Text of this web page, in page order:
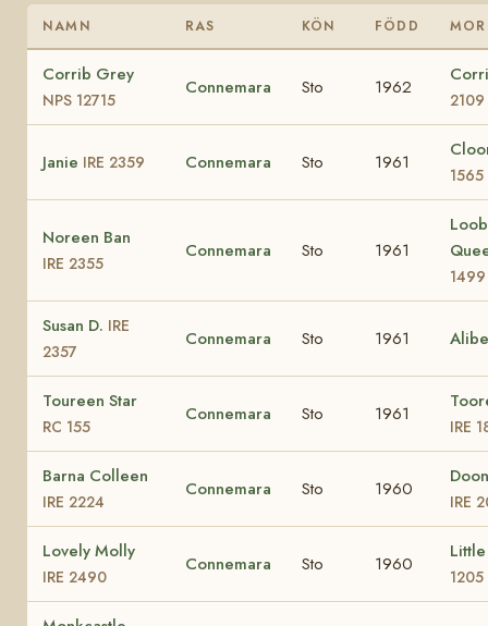
NAMN RAS KÖN FÖDD MOR
Corrib Grey
NPS 12715
Connemara Sto 1962
2109
Janie IRE 2359 Connemara Sto 1961
1565
Noreen Ban
IRE 2355
Connemara Sto 1961
1499
Susan D. IRE
2357
Connemara Sto 1961
Toureen Star
RC 155
Connemara Sto 1961
IRE
Barna Colleen
IRE 2224
Connemara Sto 1960
IRE
Lovely Molly
IRE 2490
Connemara Sto 1960
1205